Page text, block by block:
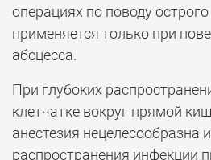
операциях по поводу
применяется только при
абсцесса.
При глубоких
клетчатке вокруг прямой
анестезия нецелесообразна
распространения инфекции